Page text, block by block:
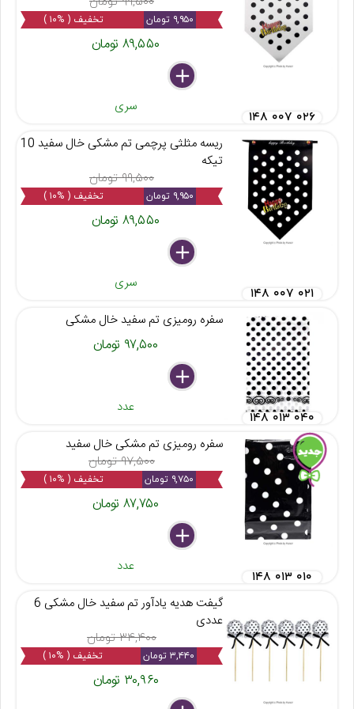
۹,۹۵۰ تومان تخفیف ( %۱۰ )
۸۹,۵۵۰ تومان
delete
remove
add
سری
۱۴۸ ۰۰۷ ۰۲۶
ریسه مثلثی پرچمی تم مشکی خال سفید 10
تیکه
۹۹,۵۰۰ تومان
۹,۹۵۰ تومان تخفیف ( %۱۰ )
۸۹,۵۵۰ تومان
delete
remove
add
سری
۱۴۸ ۰۰۷ ۰۲۱
سفره رومیزی تم سفید خال مشکی
۹۷,۵۰۰ تومان
delete
remove
add
عدد
۱۴۸ ۰۱۳ ۰۴۰
سفره رومیزی تم مشکی خال سفید
۹۷,۵۰۰ تومان
۹,۷۵۰ تومان تخفیف ( %۱۰ )
۸۷,۷۵۰ تومان
delete
remove
add
عدد
۱۴۸ ۰۱۳ ۰۱۰
گیفت هدیه یادآور تم سفید خال مشکی 6
عددی
۳۴,۴۰۰ تومان
۳,۴۴۰ تومان تخفیف ( %۱۰ )
۳۰,۹۶۰ تومان